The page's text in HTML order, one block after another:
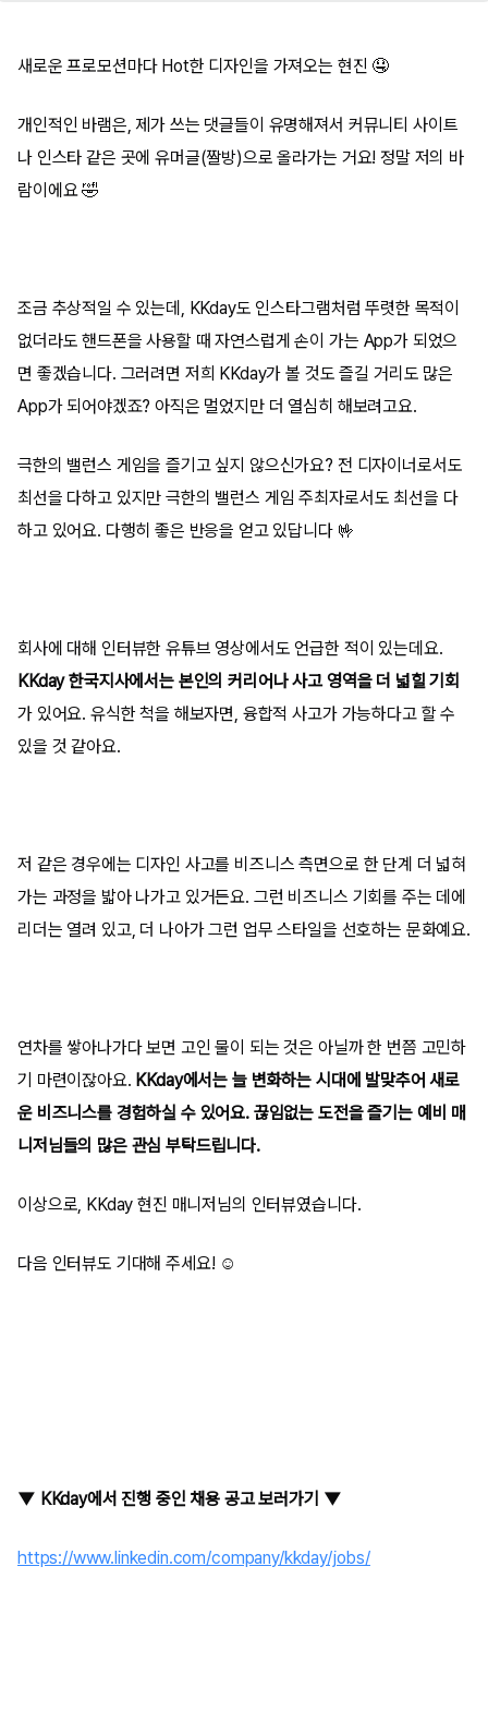
새로운 프로모션마다 Hot한 디자인을 가져오는 현진 🤤
개인적인 바램은, 제가 쓰는 댓글들이 유명해져서 커뮤니티 사이트
나 인스타 같은 곳에 유머글(짤방)으로 올라가는 거요! 정말 저의 바
람이에요 🤣
조금 추상적일 수 있는데, KKday도 인스타그램처럼 뚜렷한 목적이
없더라도 핸드폰을 사용할 때 자연스럽게 손이 가는 App가 되었으
면 좋겠습니다. 그러려면 저희 KKday가 볼 것도 즐길 거리도 많은
App가 되어야겠죠? 아직은 멀었지만 더 열심히 해보려고요.
극한의 밸런스 게임을 즐기고 싶지 않으신가요? 전 디자이너로서도
최선을 다하고 있지만 극한의 밸런스 게임 주최자로서도 최선을 다
하고 있어요. 다행히 좋은 반응을 얻고 있답니다 🤟
회사에 대해 인터뷰한 유튜브 영상에서도 언급한 적이 있는데요.
KKday 한국지사에서는 본인의 커리어나 사고 영역을 더 넓힐 기회
가 있어요. 유식한 척을 해보자면, 융합적 사고가 가능하다고 할 수
있을 것 같아요.
저 같은 경우에는 디자인 사고를 비즈니스 측면으로 한 단계 더 넓혀
가는 과정을 밟아 나가고 있거든요. 그런 비즈니스 기회를 주는 데에
리더는 열려 있고, 더 나아가 그런 업무 스타일을 선호하는 문화예요.
연차를 쌓아나가다 보면 고인 물이 되는 것은 아닐까 한 번쯤 고민하
기 마련이잖아요. KKday에서는 늘 변화하는 시대에 발맞추어 새로
운 비즈니스를 경험하실 수 있어요. 끊임없는 도전을 즐기는 예비 매
니저님들의 많은 관심 부탁드립니다.
이상으로, KKday 현진 매니저님의 인터뷰였습니다.
다음 인터뷰도 기대해 주세요! ☺️
▼ KKday에서 진행 중인 채용 공고 보러가기 ▼
https://www.linkedin.com/company/kkday/jobs/